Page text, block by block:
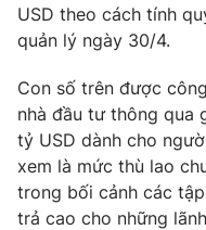
Thị trường
Lịch phát sóng
Chuyên mục khác
Emagazine
Photo
USD theo cách tính
quản lý ngày 30/4.
Con số trên được
nhà đầu tư thông qua
tỷ USD dành cho
xem là mức thù lao
trong bối cảnh các
trả cao cho những